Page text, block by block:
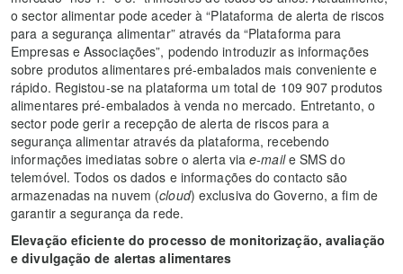
o sector alimentar pode aceder à “Plataforma de alerta de riscos
para a segurança alimentar” através da “Plataforma para
Empresas e Associações”, podendo introduzir as informações
sobre produtos alimentares pré-embalados mais conveniente e
rápido. Registou-se na plataforma um total de 109 907 produtos
alimentares pré-embalados à venda no mercado. Entretanto, o
sector pode gerir a recepção de alerta de riscos para a
segurança alimentar através da plataforma, recebendo
informações imediatas sobre o alerta viae-maile SMS do
telemóvel. Todos os dados e informações do contacto são
armazenadas na nuvem (cloud) exclusiva do Governo, a fim de
garantir a segurança da rede.
Elevação eficiente do processo de monitorização, avaliação
e divulgação de alertas alimentares